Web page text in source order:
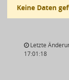
Keine Daten
Letzte
17:01:18